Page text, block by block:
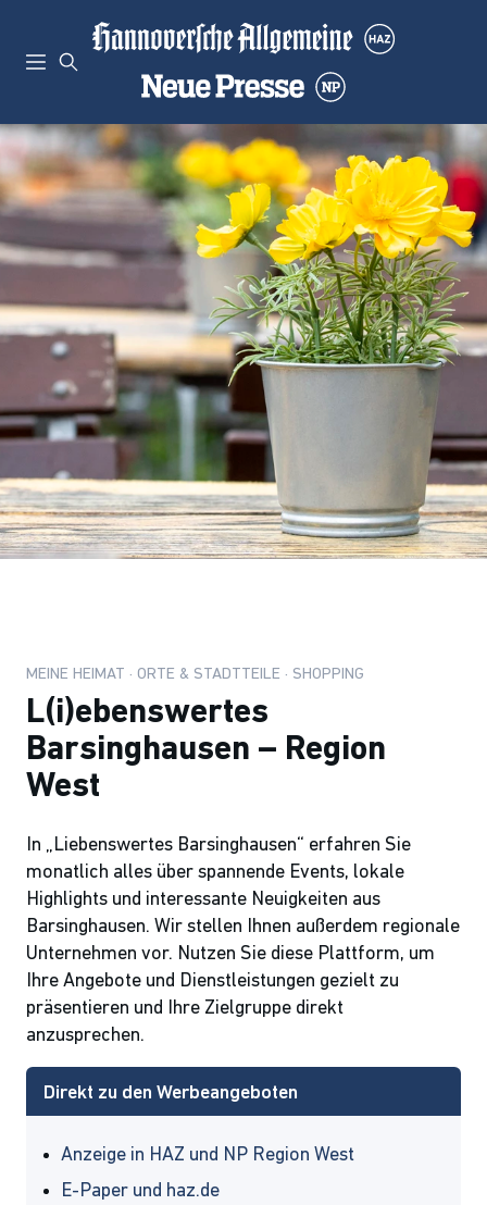
MEINE HEIMAT · ORTE & STADTTEILE · SHOPPING
L(i)ebenswertes
Barsinghausen – Region
West
In „Liebenswertes Barsinghausen“ erfahren Sie
monatlich alles über spannende Events, lokale
Highlights und interessante Neuigkeiten aus
Barsinghausen. Wir stellen Ihnen außerdem regionale
Unternehmen vor. Nutzen Sie diese Plattform, um
Ihre Angebote und Dienstleistungen gezielt zu
präsentieren und Ihre Zielgruppe direkt
anzusprechen.
Direkt zu den Werbeangeboten
Anzeige in HAZ und NP Region West
E-Paper und haz.de